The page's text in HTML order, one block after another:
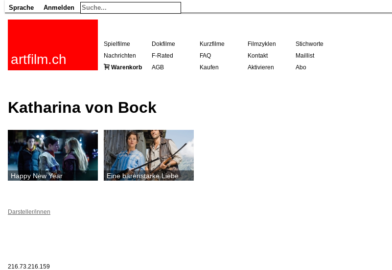
Sprache Anmelden
artfilm.ch
Spielfilme Dokfilme Kurzfilme Filmzyklen
Stichworte
Nachrichten
F-Rated FAQ Kontakt
Maillist
Warenkorb
AGB Kaufen Aktivieren Abo
Katharina von Bock
Happy New Year Eine bärenstarke Liebe
Darsteller/innen
216.73.216.159